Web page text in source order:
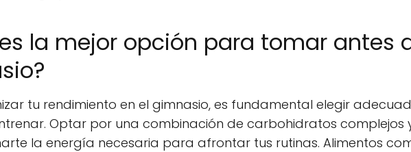
la mejor opción para tomar antes
tu rendimiento en el gimnasio, es fundamental elegir
Optar por una combinación de carbohidratos
la energía necesaria para afrontar tus rutinas. Alimentos